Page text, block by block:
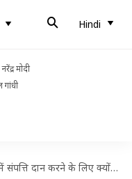
Hindi
नरेंद्र मोदी
गांधी
के लिए क्यों करना होगा 5 साल का इंतजार?